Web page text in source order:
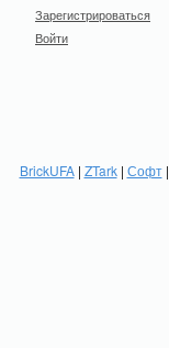
Зарегистрироваться
Войти
BrickUFA| ZTark| Софт|